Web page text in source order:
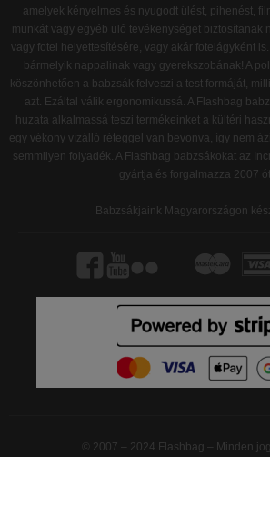
amelyek kényelmes és nyugodt ülést, pihenést,
munkát vagy egyéb ülő tevékenységet biztosítanak
vagy fotel helyettesítésére, vagy akár fotelágyként
bármelyik nappalinak vagy gyerekszobának! A
köszönhetően a babzsák felveszi a test formáját,
azt. Ezáltal válik ergonomikussá. A Flashbag
huzata alkalmassá teszi termékeinket a kültéri
egy vékony vízálló réteggel van bevonva, így nem
semmilyen folyadék. A Flashbag babzsákokat az
gyártja és forgalmazza 2007
Babzsákjaink Magyarországon
© 2007 – 2024 Flashbag – Minden